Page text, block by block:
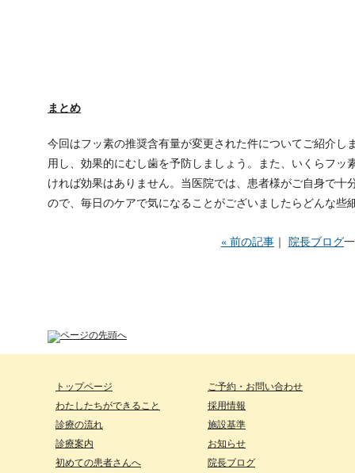
まとめ
今回はフッ素の推奨含有量が変更された件についてご紹介
用し、効果的にむし歯を予防しましょう。また、いくらフ
ければ効果はありません。当医院では、患者様がご自身で
ので、毎日のケアで気になることがございましたらどんな些
« 前の記事 院長ブログ
トップページ
わたしたちができること
診療の流れ
診療案内
初めての患者さんへ
ご予約・お問い合わせ
採用情報
施設基準
お知らせ
院長ブログ